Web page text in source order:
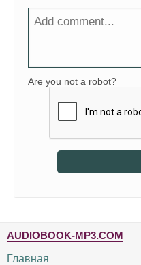
Are you not a robot?
AUDIOBOOK-MP3.COM
Главная